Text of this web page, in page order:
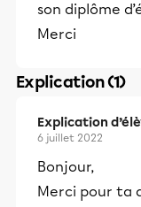
son diplôme
Merci
Explication (1)
Explication
6 juillet 2022
Bonjour,
Merci pour ta